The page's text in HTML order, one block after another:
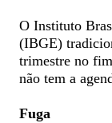
O Instituto
(IBGE)
trimestre no
não tem a
Fuga